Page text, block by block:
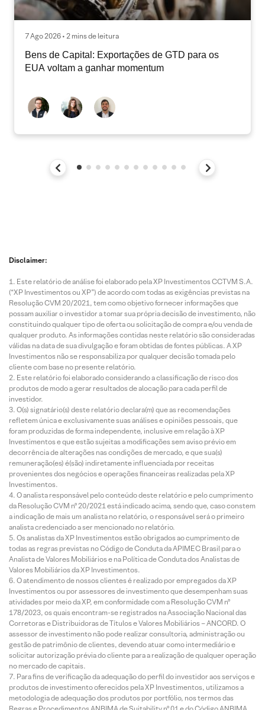
7 Ago 2026 • 2 mins de leitura
Bens de Capital: Exportações de GTD para os
EUA voltam a ganhar momentum
Disclaimer:
Este relatório de análise foi elaborado pela XP Investimentos CCTVM S.A.
(“XP Investimentos ou XP”) de acordo com todas as exigências previstas na
Resolução CVM 20/2021, tem como objetivo fornecer informações que
possam auxiliar o investidor a tomar sua própria decisão de investimento, não
constituindo qualquer tipo de oferta ou solicitação de compra e/ou venda de
qualquer produto. As informações contidas neste relatório são consideradas
válidas na data de sua divulgação e foram obtidas de fontes públicas. A XP
Investimentos não se responsabiliza por qualquer decisão tomada pelo
cliente com base no presente relatório.
Este relatório foi elaborado considerando a classificação de risco dos
produtos de modo a gerar resultados de alocação para cada perfil de
investidor.
O(s) signatário(s) deste relatório declara(m) que as recomendações
refletem única e exclusivamente suas análises e opiniões pessoais, que
foram produzidas de forma independente, inclusive em relação à XP
Investimentos e que estão sujeitas a modificações sem aviso prévio em
decorrência de alterações nas condições de mercado, e que sua(s)
remuneração(es) é(são) indiretamente influenciada por receitas
provenientes dos negócios e operações financeiras realizadas pela XP
Investimentos.
O analista responsável pelo conteúdo deste relatório e pelo cumprimento
da Resolução CVM nº 20/2021 está indicado acima, sendo que, caso constem
a indicação de mais um analista no relatório, o responsável será o primeiro
analista credenciado a ser mencionado no relatório.
Os analistas da XP Investimentos estão obrigados ao cumprimento de
todas as regras previstas no Código de Conduta da APIMEC Brasil para o
Analista de Valores Mobiliários e na Política de Conduta dos Analistas de
Valores Mobiliários da XP Investimentos.
O atendimento de nossos clientes é realizado por empregados da XP
Investimentos ou por assessores de investimento que desempenham suas
atividades por meio da XP, em conformidade com a Resolução CVM nº
178/2023, os quais encontram-se registrados na Associação Nacional das
Corretoras e Distribuidoras de Títulos e Valores Mobiliários – ANCORD. O
assessor de investimento não pode realizar consultoria, administração ou
gestão de patrimônio de clientes, devendo atuar como intermediário e
solicitar autorização prévia do cliente para a realização de qualquer operação
no mercado de capitais.
Para fins de verificação da adequação do perfil do investidor aos serviços e
produtos de investimento oferecidos pela XP Investimentos, utilizamos a
metodologia de adequação dos produtos por portfólio, nos termos das